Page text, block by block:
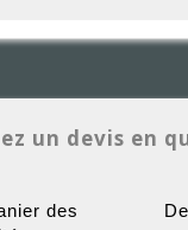
un devis en
des